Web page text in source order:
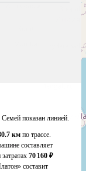
показан линией.
км по трассе.
составляет
70 160 ₽
составит